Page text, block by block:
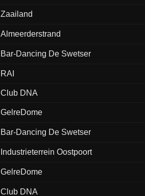
Zaailand
Almeerderstrand
Bar-Dancing De Swetser
RAI
Club DNA
GelreDome
Bar-Dancing De Swetser
Industrieterrein Oostpoort
GelreDome
Club DNA